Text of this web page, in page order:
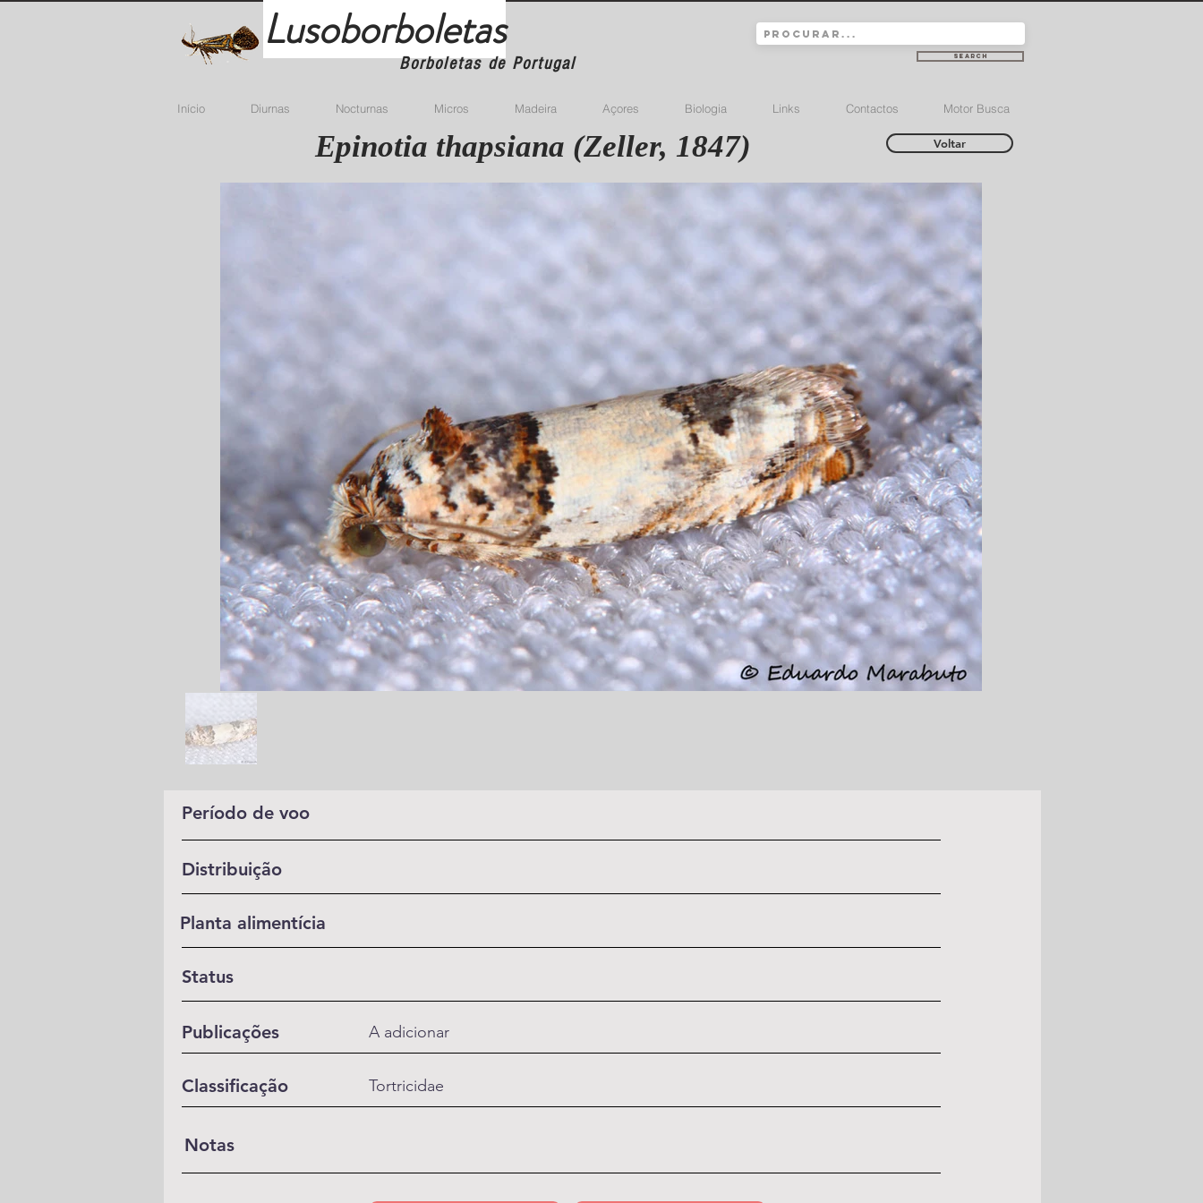
Lusoborboletas
Borboletas de Portugal Search
Início Diurnas Nocturnas Micros Madeira Açores Biologia Links Contactos Motor Busca
Epinotia thapsiana (Zeller, 1847) Voltar
Período de voo
Distribuição
Planta alimentícia
Status
Publicações A adicionar
Classificação Tortricidae
Notas